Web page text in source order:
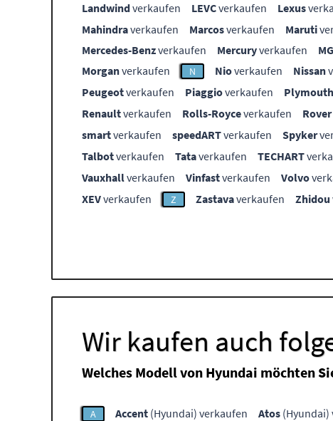
Landwindverkaufen LEVCverkaufen Lexus
Mahindraverkaufen Marcosverkaufen Maruti
Mercedes-Benzverkaufen Mercuryverkaufen MG
Morganverkaufen N Nioverkaufen Nissan
Peugeotverkaufen Piaggioverkaufen Plymouth
Renaultverkaufen Rolls-Royceverkaufen Rover
smartverkaufen speedARTverkaufen Spyker
Talbotverkaufen Tataverkaufen TECHART
Vauxhallverkaufen Vinfastverkaufen Volvo
XEVverkaufen Z Zastavaverkaufen Zhidou
Wir kaufen auch
Welches Modell von Hyundai möchten
A Accent (Hyundai) verkaufen Atos (Hyundai)